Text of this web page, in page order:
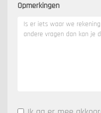
Opmerkingen